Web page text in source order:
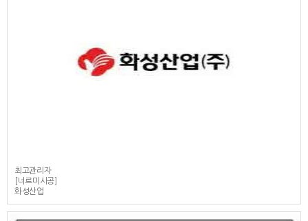
최고관리자
[너르미시공]
화성산업